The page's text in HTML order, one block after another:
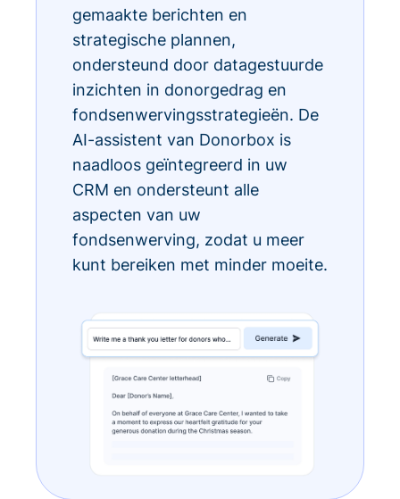
gemaakte berichten en
strategische plannen,
ondersteund door datagestuurde
inzichten in donorgedrag en
fondsenwervingsstrategieën. De
AI-assistent van Donorbox is
naadloos geïntegreerd in uw
CRM en ondersteunt alle
aspecten van uw
fondsenwerving, zodat u meer
kunt bereiken met minder moeite.